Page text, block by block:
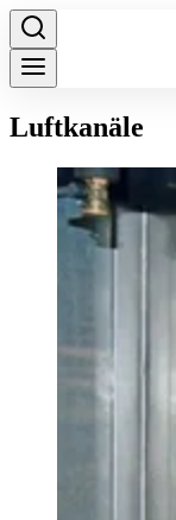
Luftkanäle